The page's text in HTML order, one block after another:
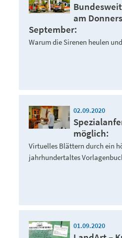
am
September:
Warum die Sirenen heulen
02.09.2020
möglich:
Virtuelles Blättern durch ein
jahrhundertaltes
01.09.2020